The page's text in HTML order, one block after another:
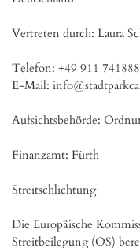
Vertreten durch: Laura
Telefon: +49 911
E-Mail:
Aufsichtsbehörde:
Finanzamt: Fürth
Streitschlichtung
Die Europäische
Streitbeilegung (OS)